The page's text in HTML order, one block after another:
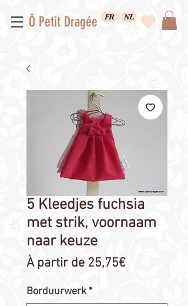
Ô Petit Dragée FR NL
5 Kleedjes fuchsia
met strik, voornaam
naar keuze
À partir de 25,75€Prix
Borduurwerk *